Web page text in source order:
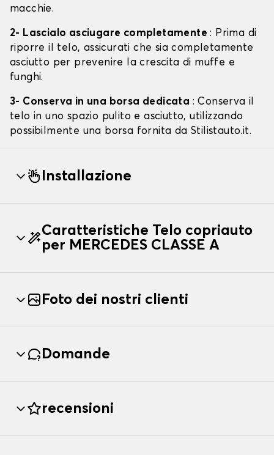
macchie.
2- Lascialo asciugare completamente: Prima di
riporre il telo, assicurati che sia completamente
asciutto per prevenire la crescita di muffe e
funghi.
3- Conserva in una borsa dedicata : Conserva il
telo in uno spazio pulito e asciutto, utilizzando
possibilmente una borsa fornita da Stilistauto.it.
Installazione
Caratteristiche Telo copriauto
per MERCEDES CLASSE A
Foto dei nostri clienti
Domande
recensioni